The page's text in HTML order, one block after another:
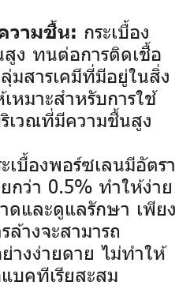
วามชื้น: กระเบื้อง
ง ทนต่อการติดเชื้อ
มสารเคมีที่มีอยู่ในสิ่ง
มาะสำหรับการใช้
เวณที่มีความชื้นสูง
เบื้องพอร์ซเลนมีอัตรา
กว่า 0.5% ทำให้ง่าย
ดและดูแลรักษา เพียง
างจะสามารถ
างง่ายดาย ไม่ทำให้
บคทีเรียสะสม